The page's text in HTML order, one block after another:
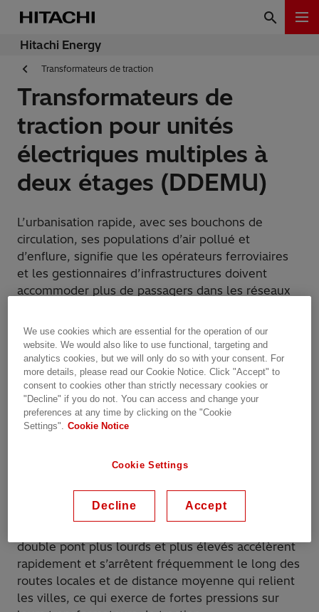
Hitachi Energy
Transformateurs de traction
Transformateurs de
traction pour unités
électriques multiples à
deux étages (DDEMU)
L’urbanisation rapide, avec ses bouchons de
circulation, ses populations d’air pollué et
d’enflure, signifie que les opérateurs ferroviaires
et les gestionnaires d’infrastructures doivent
accommoder plus de passagers dans les réseaux
consiste à augmenter la capacité de passagers sur
les réseaux existants
Les transformateurs de traction Hitachi Énergie
peuvent aider les exploitants ferroviaires à
accroître la capacité de passagers sur les réseaux
ferroviaires existants en utilisant des trains à
L’usure des trains régionaux et des trains de
banlieue est différente de celle des trains à
double pont plus lourds et plus élevés accélèrent
rapidement et s’arrêtent fréquemment le long des
routes locales et de distance moyenne qui relient
les villes, ce qui exerce de fortes pressions sur
We use cookies which are essential for the operation of our
website. We would also like to use functional, targeting and
analytics cookies, but we will only do so with your consent. For
more details, please read our Cookie Notice. Click "Accept" to
consent to cookies other than strictly necessary cookies or
"Decline" if you do not. You can access and change your
preferences at any time by clicking on the "Cookie
Settings".
Cookie Notice
Cookie Settings
Decline Accept